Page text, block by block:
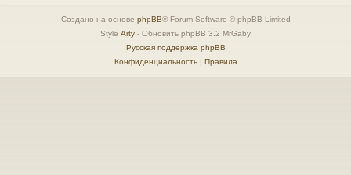
Создано на основе phpBB® Forum Software © phpBB Limited
Style Arty - Обновить phpBB 3.2 MrGaby
Русская поддержка phpBB
Конфиденциальность| Правила